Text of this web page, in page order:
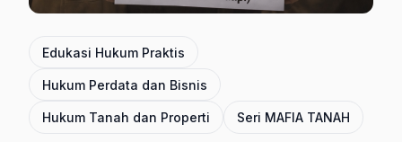
Edukasi Hukum Praktis
Hukum Perdata dan Bisnis
Hukum Tanah dan Properti Seri MAFIA TANAH